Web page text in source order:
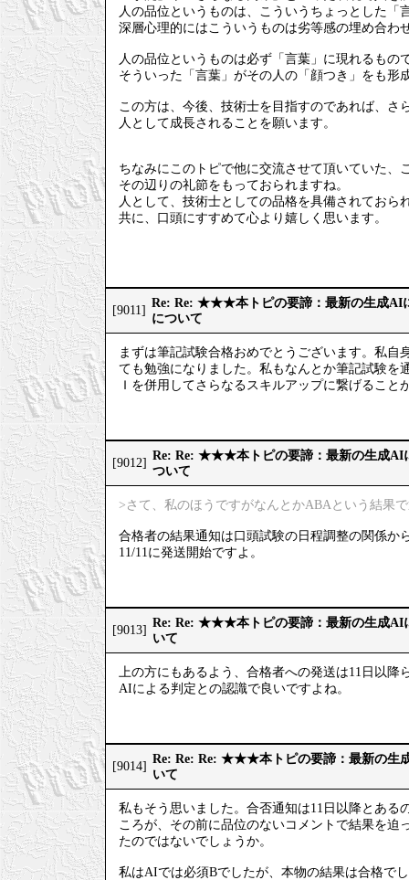
人の品位というものは、こういうちょっとした「
深層心理的にはこういうものは劣等感の埋め合わ
人の品位というものは必ず「言葉」に現れるもの
そういった「言葉」がその人の「顔つき」をも形
この方は、今後、技術士を目指すのであれば、
人として成長されることを願います。
ちなみにこのトピで他に交流させて頂いていた、
その辺りの礼節をもっておられますね。
人として、技術士としての品格を具備されておら
共に、口頭にすすめて心より嬉しく思います。
[9011]
Re: Re: ★★★本トピの要諦：最新の生成AI
について
まずは筆記試験合格おめでとうございます。私
ても勉強になりました。私もなんとか筆記試験を
Ｉを併用してさらなるスキルアップに繋げること
[9012]
Re: Re: ★★★本トピの要諦：最新の生成AI
ついて
>さて、私のほうですがなんとかABAという結果
合格者の結果通知は口頭試験の日程調整の関係か
11/11に発送開始ですよ。
[9013]
Re: Re: ★★★本トピの要諦：最新の生成AI
いて
上の方にもあるよう、合格者への発送は11日以
AIによる判定との認識で良いですよね。
[9014]
Re: Re: Re: ★★★本トピの要諦：最新の生
いて
私もそう思いました。合否通知は11日以降とあ
ころが、その前に品位のないコメントで結果を
たのではないでしょうか。
私はAIでは必須Bでしたが、本物の結果は合格で